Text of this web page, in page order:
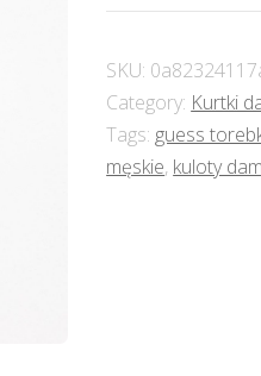
SKU:
Category: Kurtki
Tags: guess
męskie, kuloty